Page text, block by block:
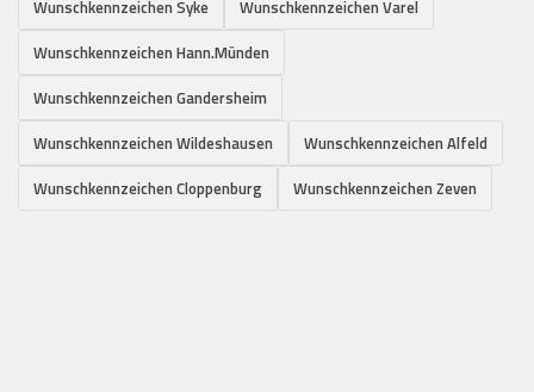
Wunschkennzeichen Syke
Wunschkennzeichen Varel
Wunschkennzeichen Hann.Münden
Wunschkennzeichen Gandersheim
Wunschkennzeichen Wildeshausen
Wunschkennzeichen Alfeld
Wunschkennzeichen Cloppenburg
Wunschkennzeichen Zeven